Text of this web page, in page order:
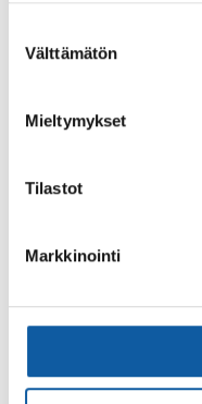
valinta
Välttämätön
Mieltymykset
Tilastot
Markkinointi
Paimio-tieto